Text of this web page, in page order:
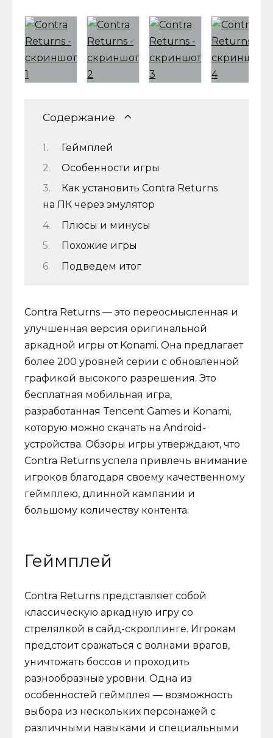
Содержание
Геймплей
Особенности игры
Как установить Contra Returns
на ПК через эмулятор
Плюсы и минусы
Похожие игры
Подведем итог
Contra Returns — это переосмысленная и
улучшенная версия оригинальной
аркадной игры от Konami. Она предлагает
более 200 уровней серии с обновленной
графикой высокого разрешения. Это
бесплатная мобильная игра,
разработанная Tencent Games и Konami,
которую можно скачать на Android-
устройства. Обзоры игры утверждают, что
Contra Returns успела привлечь внимание
игроков благодаря своему качественному
геймплею, длинной кампании и
большому количеству контента.
Геймплей
Contra Returns представляет собой
классическую аркадную игру со
стрелялкой в сайд-скроллинге. Игрокам
предстоит сражаться с волнами врагов,
уничтожать боссов и проходить
разнообразные уровни. Одна из
особенностей геймплея — возможность
выбора из нескольких персонажей с
различными навыками и специальными